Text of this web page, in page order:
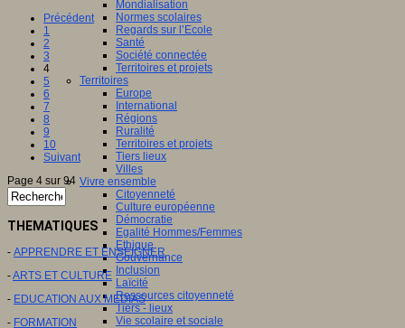
Mondialisation
Normes scolaires
Regards sur l’Ecole
Santé
Société connectée
Territoires et projets
Territoires
Europe
International
Régions
Ruralité
Territoires et projets
Tiers lieux
Villes
Vivre ensemble
Citoyenneté
Culture européenne
Démocratie
Egalité Hommes/Femmes
Ethique
Gouvernance
Inclusion
Laïcité
Ressources citoyenneté
Tiers - lieux
Vie scolaire et sociale
Précédent
1
2
3
4
5
6
7
8
9
10
Suivant
Page 4 sur 94
THEMATIQUES
- APPRENDRE ET ENSEIGNER
-ARTS ET CULTURE
- EDUCATION AUX MEDIAS
- FORMATION